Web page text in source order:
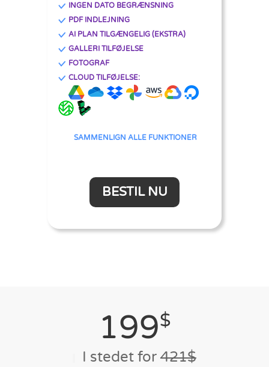
INGEN DATO BEGRÆNSNING
PDF INDLEJNING
AI PLAN TILGÆNGELIG (EKSTRA)
GALLERI TILFØJELSE
FOTOGRAF
CLOUD TILFØJELSE:
SAMMENLIGN ALLE FUNKTIONER
BESTIL NU
199$
I stedet for 421$